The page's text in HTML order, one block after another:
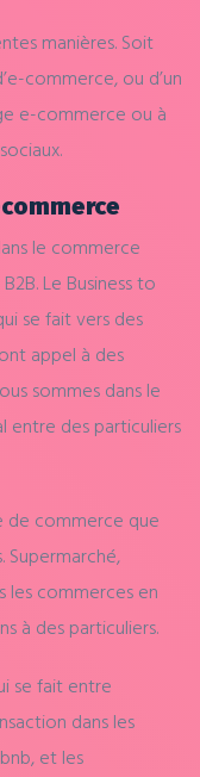
manières. Soit
commerce, ou d’un
e-commerce ou à
le commerce
Le Business to
se fait vers des
appel à des
sommes dans le
entre des particuliers
de commerce que
Supermarché,
les commerces en
à des particuliers.
se fait entre
dans les
, et les